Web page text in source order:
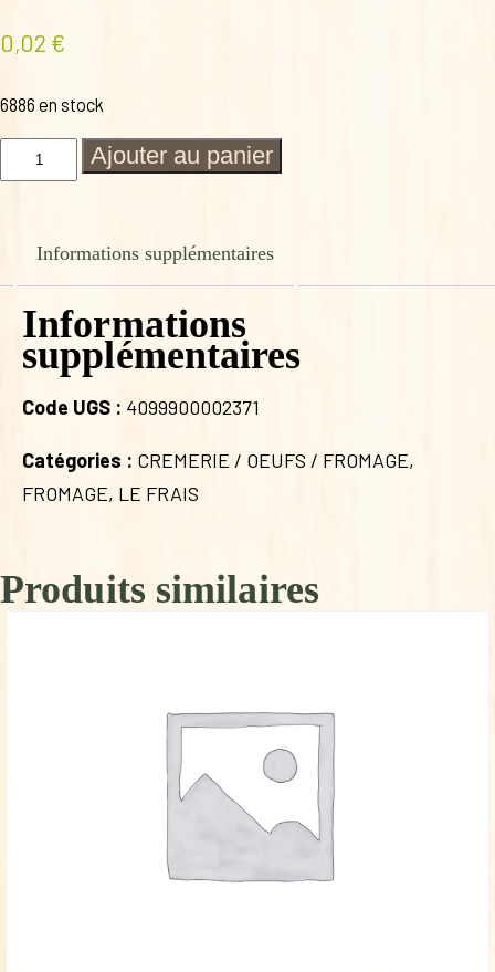
0,02 €
6886 en stock
quantité
Ajouter au panier
Informations supplémentaires
Informations
supplémentaires
Code UGS : 4099900002371
Catégories : CREMERIE / OEUFS / FROMAGE,
FROMAGE, LE FRAIS
Produits similaires